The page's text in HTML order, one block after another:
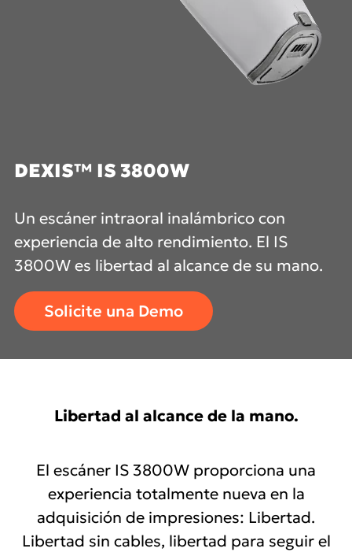
DEXIS™ IS 3800W
Un escáner intraoral inalámbrico con
experiencia de alto rendimiento. El IS
3800W es libertad al alcance de su mano.
Solicite una Demo
Libertad al alcance de la mano.
El escáner IS 3800W proporciona una
experiencia totalmente nueva en la
adquisición de impresiones: Libertad.
Libertad sin cables, libertad para seguir el